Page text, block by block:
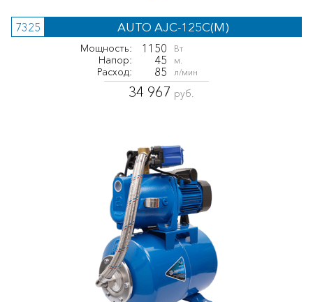
7325 AUTO AJC-125C(M)
Мощность: 1150 Вт
Напор: 45 м.
Расход: 85 л/мин
34 967 руб.